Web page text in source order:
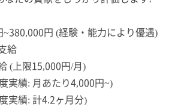
円 (経験・能力により優遇)
給
(上限15,000円/月)
実績: 月あたり4,000円~)
実績: 計4.2ヶ月分)